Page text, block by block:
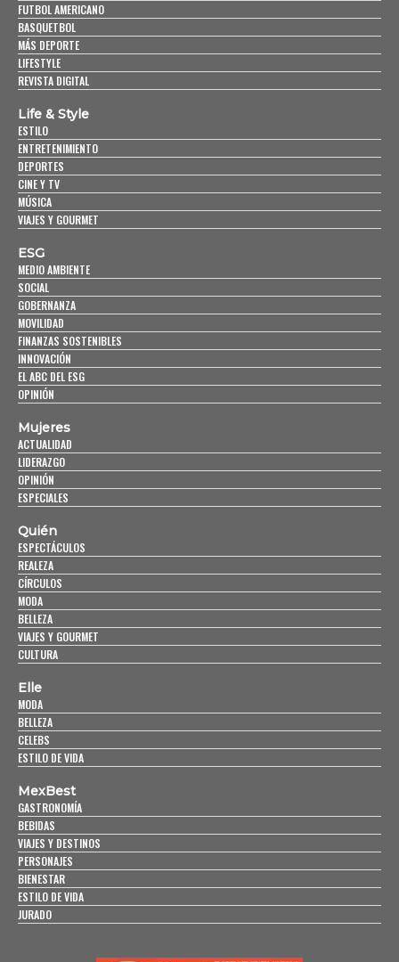
FUTBOL AMERICANO
BASQUETBOL
MÁS DEPORTE
LIFESTYLE
REVISTA DIGITAL
Life & Style
ESTILO
ENTRETENIMIENTO
DEPORTES
CINE Y TV
MÚSICA
VIAJES Y GOURMET
ESG
MEDIO AMBIENTE
SOCIAL
GOBERNANZA
MOVILIDAD
FINANZAS SOSTENIBLES
INNOVACIÓN
EL ABC DEL ESG
OPINIÓN
Mujeres
ACTUALIDAD
LIDERAZGO
OPINIÓN
ESPECIALES
Quién
ESPECTÁCULOS
REALEZA
CÍRCULOS
MODA
BELLEZA
VIAJES Y GOURMET
CULTURA
Elle
MODA
BELLEZA
CELEBS
ESTILO DE VIDA
MexBest
GASTRONOMÍA
BEBIDAS
VIAJES Y DESTINOS
PERSONAJES
BIENESTAR
ESTILO DE VIDA
JURADO